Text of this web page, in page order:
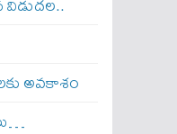
అవకాశం